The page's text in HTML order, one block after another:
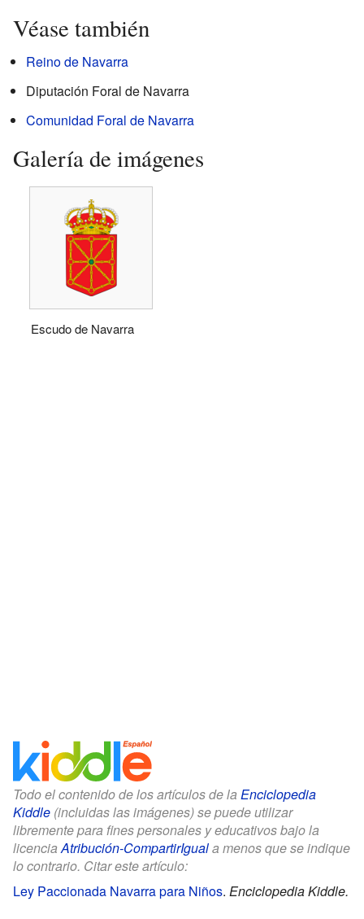
Véase también
Reino de Navarra
Diputación Foral de Navarra
Comunidad Foral de Navarra
Galería de imágenes
Escudo de Navarra
Todo el contenido de los artículos de la Enciclopedia
Kiddle (incluidas las imágenes) se puede utilizar
libremente para fines personales y educativos bajo la
licenciaAtribución-CompartirIguala menos que se indique
lo contrario. Citar este artículo:
Ley Paccionada Navarra para Niños. Enciclopedia Kiddle.